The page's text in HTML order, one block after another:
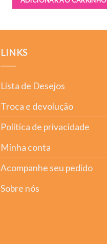
LINKS
Lista de Desejos
Troca e devolução
Política de privacidade
Minha conta
Acompanhe seu pedido
Sobre nós